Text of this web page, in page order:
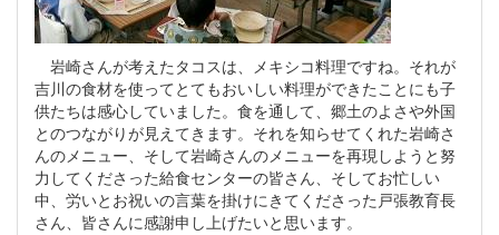
岩崎さんが考えたタコスは、メキシコ料理ですね。それが
吉川の食材を使ってとてもおいしい料理ができたことにも子
供たちは感心していました。食を通して、郷土のよさや外国
とのつながりが見えてきます。それを知らせてくれた岩崎さ
んのメニュー、そして岩崎さんのメニューを再現しようと努
力してくださった給食センターの皆さん、そしてお忙しい
中、労いとお祝いの言葉を掛けにきてくださった戸張教育長
さん、皆さんに感謝申し上げたいと思います。